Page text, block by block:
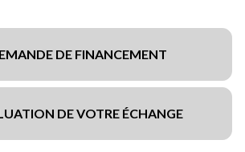
DE FINANCEMENT
DE VOTRE ÉCHANGE